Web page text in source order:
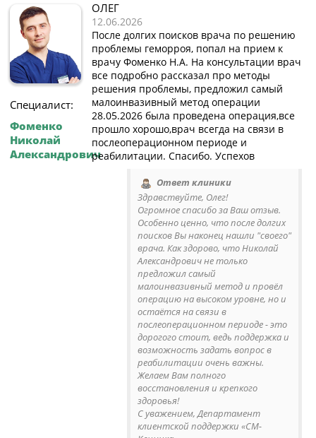
Специалист:
Фоменко
Николай
Александрович
ОЛЕГ
12.06.2026
После долгих поисков врача по решению
проблемы геморроя, попал на прием к
врачу Фоменко Н.А. На консультации врач
все подробно рассказал про методы
решения проблемы, предложил самый
малоинвазивный метод операции
28.05.2026 была проведена операция,все
прошло хорошо,врач всегда на связи в
послеоперационном периоде и
реабилитации. Спасибо. Успехов
Ответ клиники
Здравствуйте, Олег!
Огромное спасибо за Ваш отзыв.
Особенно ценно, что после долгих
поисков Вы наконец нашли "своего"
врача. Как здорово, что Николай
Александрович не только
предложил самый
малоинвазивный метод и провёл
операцию на высоком уровне, но и
остаётся на связи в
послеоперационном периоде - это
дорогого стоит, ведь поддержка и
возможность задать вопрос в
реабилитации очень важны.
Желаем Вам полного
восстановления и крепкого
здоровья!
С уважением, Департамент
клиентской поддержки «СМ-